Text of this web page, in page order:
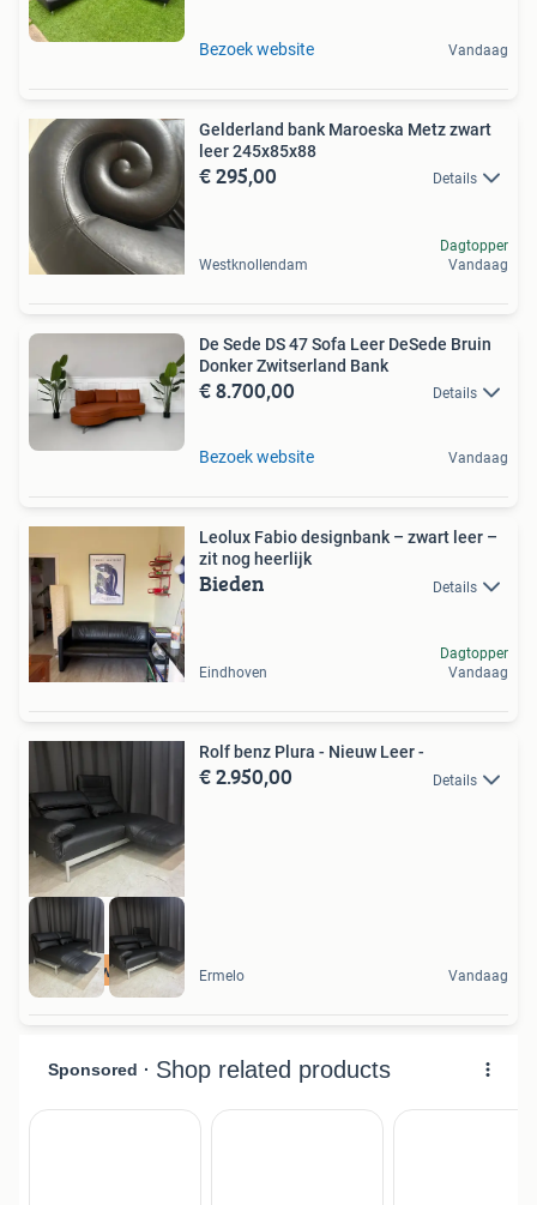
Bezoek website Vandaag
Gelderland bank Maroeska Metz zwart
leer 245x85x88
€ 295,00 Details
Westknollendam
Dagtopper
Vandaag
De Sede DS 47 Sofa Leer DeSede Bruin
Donker Zwitserland Bank
€ 8.700,00 Details
Bezoek website Vandaag
Leolux Fabio designbank – zwart leer –
zit nog heerlijk
Bieden Details
Eindhoven
Dagtopper
Vandaag
Nieuw Leer
Rolf benz Plura - Nieuw Leer -
€ 2.950,00 Details
Ermelo Vandaag